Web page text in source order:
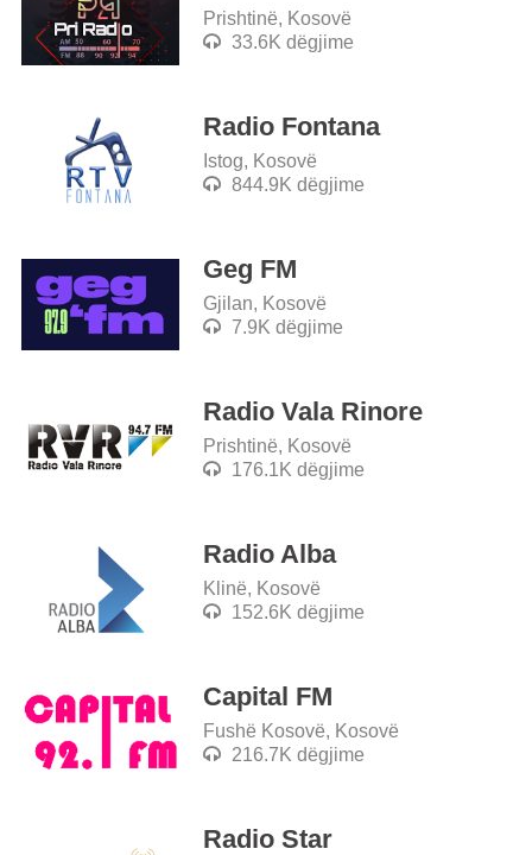
Prishtinë, Kosovë
33.6K dëgjime
Radio Fontana
Istog, Kosovë
844.9K dëgjime
Geg FM
Gjilan, Kosovë
7.9K dëgjime
Radio Vala Rinore
Prishtinë, Kosovë
176.1K dëgjime
Radio Alba
Klinë, Kosovë
152.6K dëgjime
Capital FM
Fushë Kosovë, Kosovë
216.7K dëgjime
Radio Star